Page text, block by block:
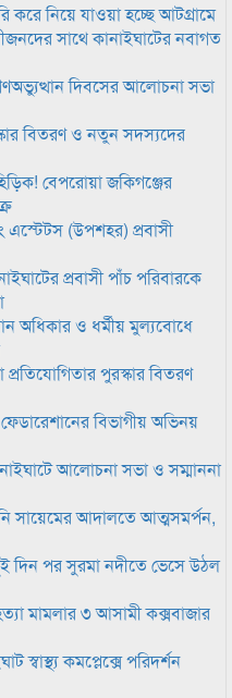
নিয়ে যাওয়া হচ্ছে আটগ্রামে
সাথে কানাইঘাটের নবাগত
দিবসের আলোচনা সভা
বিতরণ ও নতুন সদস্যদের
বেপরোয়া জকিগঞ্জের
এস্টেটস (উপশহর) প্রবাসী
প্রবাসী পাঁচ পরিবারকে
অধিকার ও ধর্মীয় মুল্যবোধে
প্রতিযোগিতার পুরস্কার বিতরণ
বিভাগীয় অভিনয়
আলোচনা সভা ও সম্মাননা
সায়েমের আদালতে আত্মসমর্পন,
দিন পর সুরমা নদীতে ভেসে উঠল
মামলার ৩ আসামী কক্সবাজার
স্বাস্থ্য কমপ্লেক্সে পরিদর্শন